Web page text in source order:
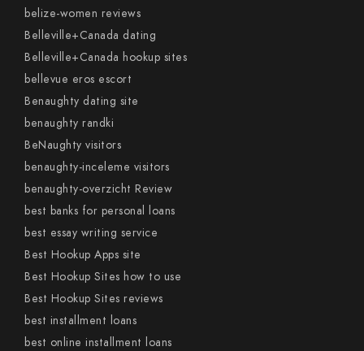
belize-women reviews
Belleville+Canada dating
Belleville+Canada hookup sites
bellevue eros escort
Benaughty dating site
benaughty randki
BeNaughty visitors
benaughty-inceleme visitors
benaughty-overzicht Review
best banks for personal loans
best essay writing service
Best Hookup Apps site
Best Hookup Sites how to use
Best Hookup Sites reviews
best installment loans
best online installment loans